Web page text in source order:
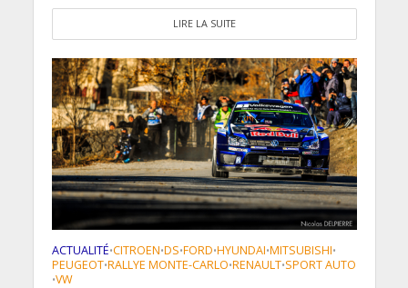
LIRE LA SUITE
ACTUALITÉ•CITROEN•DS•FORD•HYUNDAI•MITSUBISHI•
PEUGEOT•RALLYE MONTE-CARLO•RENAULT•SPORT AUTO
•VW